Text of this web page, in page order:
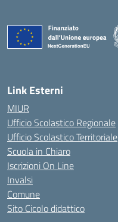
Link Esterni
MIUR
Ufficio Scolastico Regionale
Ufficio Scolastico Territoriale
Scuola in Chiaro
Iscrizioni On Line
Invalsi
Comune
Sito Cicolo didattico